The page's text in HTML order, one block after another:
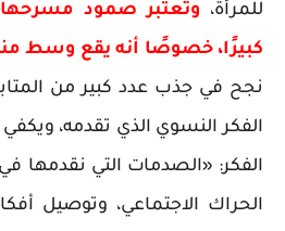
للمرأة،
كبيرًا، خصوصًا أنه يقع وسط
نجح في جذب عدد كبير من
الفكر النسوي الذي تقدمه،
الفكر: «الصدمات التي نقدمها
الحراك الاجتماعي، وتوصيل